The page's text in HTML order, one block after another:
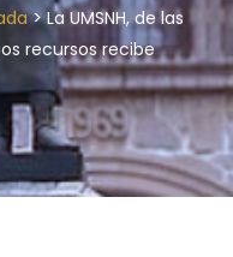
>La UMSNH, de las
recursos recibe